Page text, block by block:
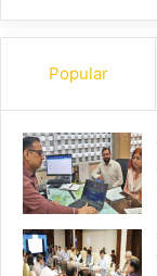
Popular